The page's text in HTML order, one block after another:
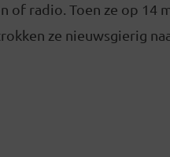
radio. Toen ze op 14
ze nieuwsgierig